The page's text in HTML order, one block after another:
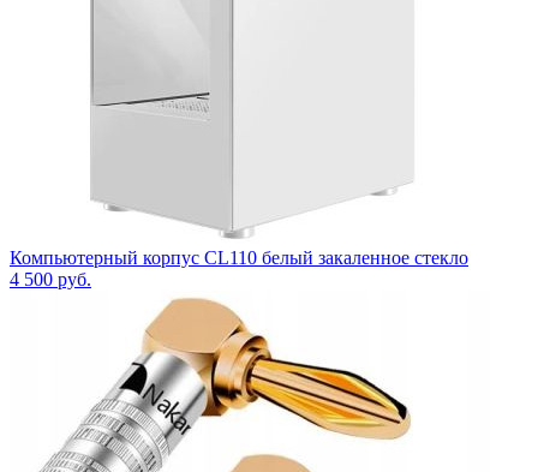
Компьютерный корпус CL110 белый закаленное стекло
4 500 руб.